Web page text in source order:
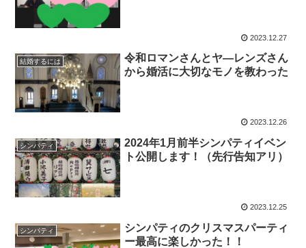
2023.12.27
結婚するには
令和ロマンさんとヤ―レンズさん
から婚活に大切なモノを教わった
2023.12.26
シンパティ
2024年1月前半シンパティイベン
ト公開します！（先行告知アリ）
2023.12.25
シンパティ
シンパティのクリスマスパーティ
ー最高に楽しかった！！